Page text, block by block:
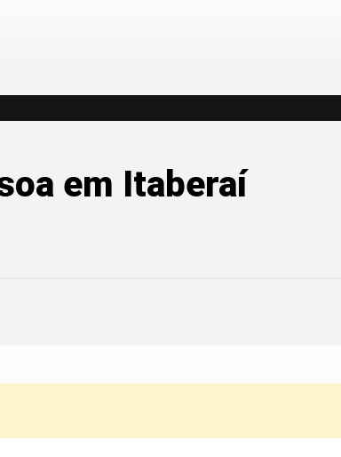
em Itaberaí